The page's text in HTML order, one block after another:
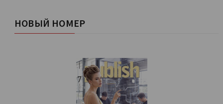
НОВЫЙ НОМЕР